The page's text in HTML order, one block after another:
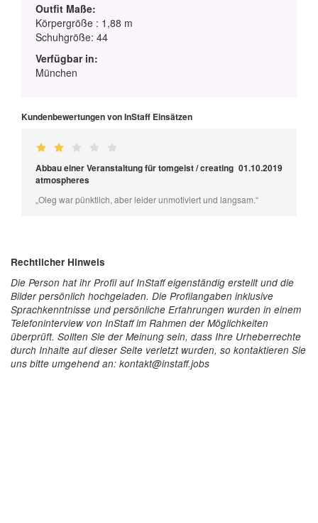
Outfit Maße:
Körpergröße : 1,88 m
Schuhgröße: 44
Verfügbar in:
München
Kundenbewertungen von InStaff Einsätzen
Abbau einer Veranstaltung für tomgeist / creating
atmospheres
01.10.2019
„Oleg war pünktlich, aber leider unmotiviert und langsam.“
Rechtlicher Hinweis
Die Person hat ihr Profil auf InStaff eigenständig erstellt und die
Bilder persönlich hochgeladen. Die Profilangaben inklusive
Sprachkenntnisse und persönliche Erfahrungen wurden in einem
Telefoninterview von InStaff im Rahmen der Möglichkeiten
überprüft. Sollten Sie der Meinung sein, dass Ihre Urheberrechte
durch Inhalte auf dieser Seite verletzt wurden, so kontaktieren Sie
uns bitte umgehend an: kontakt@instaff.jobs